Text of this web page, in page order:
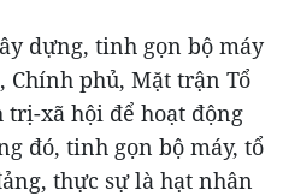
dựng, tinh gọn bộ máy
Chính phủ, Mặt trận Tổ
trị-xã hội để hoạt động
đó, tinh gọn bộ máy, tổ
thực sự là hạt nhân